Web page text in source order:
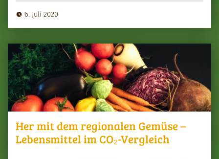
6. Juli 2020
Her mit dem regionalen Gemüse –
Lebensmittel im CO₂-Vergleich